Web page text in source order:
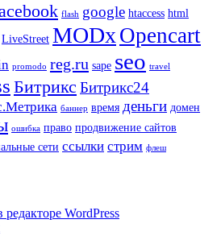
flash google htaccess html
LiveStreet MODx Opencart
promodo reg.ru sape seo travel
Битрикс Битрикс24
баннер время деньги домен
ошибка право продвижение сайтов
сети ссылки стрим флеш
редакторе WordPress